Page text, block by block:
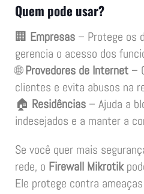
Quem pode usar?
🏢 Empresas – Protege os
gerencia o acesso dos
🌐Provedores de Internet –
clientes e evita abusos na
🏠 Residências – Ajuda a
indesejados e a manter a
Se você quer mais
rede, o Firewall Mikrotik
Ele protege contra